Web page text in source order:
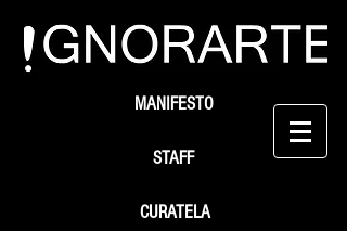
STAFF
MANIFESTO
CURATELA